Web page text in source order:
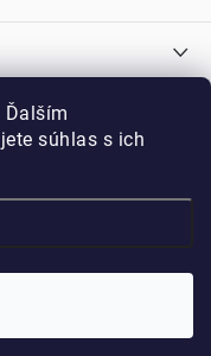
Ďalším
súhlas s ich